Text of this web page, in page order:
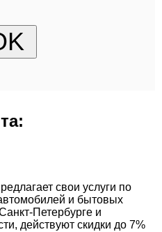
свои услуги по
и бытовых
Петербурге и
действуют скидки до 7%